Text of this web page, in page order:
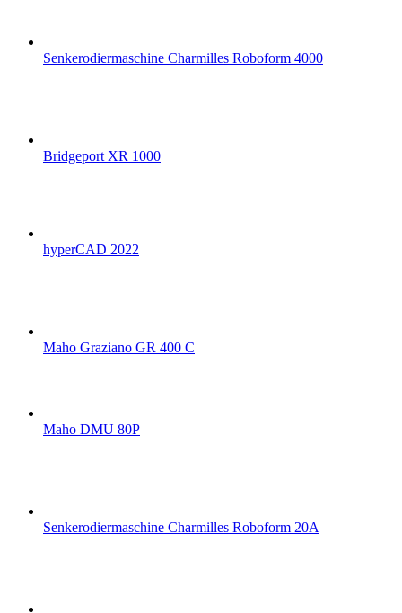
Senkerodiermaschine Charmilles Roboform 4000
Bridgeport XR 1000
hyperCAD 2022
Maho Graziano GR 400 C
Maho DMU 80P
Senkerodiermaschine Charmilles Roboform 20A